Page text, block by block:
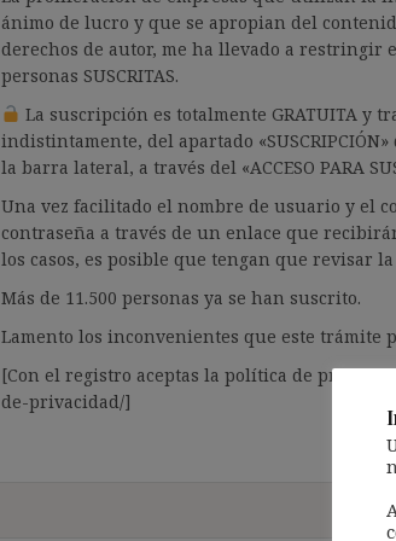
ánimo de lucro y que se apropian del
derechos de autor, me ha llevado a restringir
personas SUSCRITAS.
La suscripción es totalmente GRATUITA y
indistintamente, del apartado
la barra lateral, a través del «ACCESO PARA
Una vez facilitado el nombre de usuario y el
contraseña a través de un enlace que
los casos, es posible que tengan que revisar la
Más de 11.500 personas ya se han suscrito.
Lamento los inconvenientes que este trámite
[Con el registro aceptas la política de
de-privacidad/]